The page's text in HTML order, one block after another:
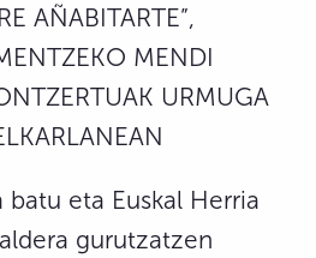
AÑABITARTE”,
MENDI
URMUGA
eta Euskal Herria
gurutzatzen